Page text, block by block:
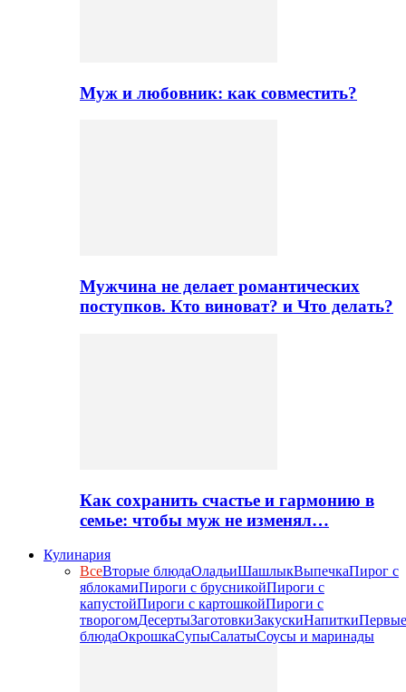
Муж и любовник: как совместить?
Мужчина не делает романтических
поступков. Кто виноват? и Что делать?
Как сохранить счастье и гармонию в
семье: чтобы муж не изменял…
Кулинария
ВсеВторые блюдаОладьиШашлыкВыпечкаПирог с
яблокамиПироги с брусникойПироги с
капустойПироги с картошкойПироги с
творогомДесертыЗаготовкиЗакускиНапиткиПервые
блюдаОкрошкаСупыСалатыСоусы и маринады